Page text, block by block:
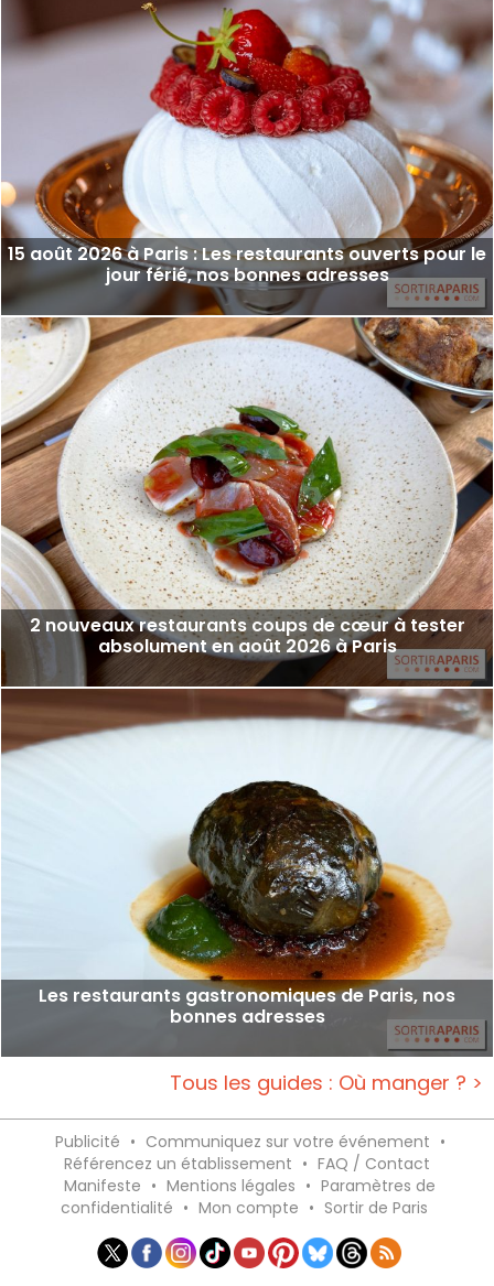
15 août 2026 à Paris : Les restaurants ouverts pour le
jour férié, nos bonnes adresses
2 nouveaux restaurants coups de cœur à tester
absolument en août 2026 à Paris
Les restaurants gastronomiques de Paris, nos
bonnes adresses
Tous les guides : Où manger ? >
Publicité • Communiquez sur votre événement •
Référencez un établissement • FAQ / Contact
Manifeste • Mentions légales • Paramètres de
confidentialité • Mon compte • Sortir de Paris